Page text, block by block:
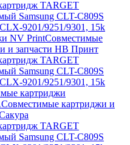
NV PrintСовместимые
и запчасти НВ Принт
картриджи
Совместимые картриджи и